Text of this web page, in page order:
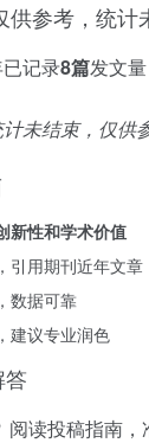
参考，统计
记录8篇发文
未结束，仅供
新性和学术价值
引用期刊近年文章
数据可靠
建议专业润色
阅读投稿指南，